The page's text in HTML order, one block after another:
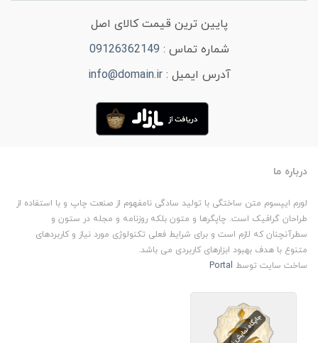
پایین ترین قیمت کالای اصل
شماره تماس : 09126362149
آدرس ایمیل :info@domain.ir
درباره ما
لورم ایپسوم متن ساختگی با تولید سادگی نامفهوم از صنعت چاپ و با استفاده از
طراحان گرافیک است. چاپگرها و متون بلکه روزنامه و مجله در ستون و
سطرآنچنان که لازم است و برای شرایط فعلی تکنولوژی مورد نیاز و کاربردهای
متنوع با هدف بهبود ابزارهای کاربردی می باشد.
ساخت سایت توسط Portal